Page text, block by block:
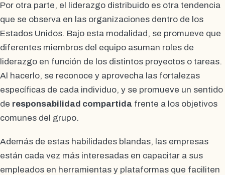
Por otra parte, el liderazgo distribuido es otra tendencia
que se observa en las organizaciones dentro de los
Estados Unidos. Bajo esta modalidad, se promueve que
diferentes miembros del equipo asuman roles de
liderazgo en función de los distintos proyectos o tareas.
Al hacerlo, se reconoce y aprovecha las fortalezas
específicas de cada individuo, y se promueve un sentido
de responsabilidad compartida frente a los objetivos
comunes del grupo.
Además de estas habilidades blandas, las empresas
están cada vez más interesadas en capacitar a sus
empleados en herramientas y plataformas que faciliten